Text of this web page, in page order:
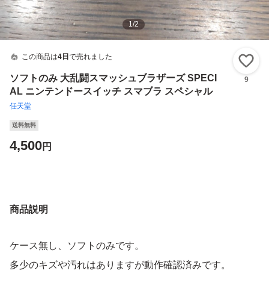
1/2
この商品は4日 で売れました
ソフトのみ 大乱闘スマッシュブラザーズ SPECI
AL ニンテンドースイッチ スマブラ スペシャル
任天堂
9
送料無料
4,500円
商品説明
ケース無し、ソフトのみです。
多少のキズや汚れはありますが動作確認済みです。